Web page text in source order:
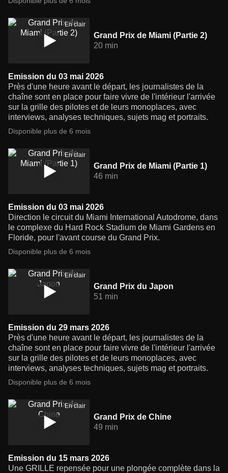
En clair
Grand Prix de Miami (Partie 2)
20 min
Emission du 03 mai 2026
Près d'une heure avant le départ, les journalistes de la
chaîne sont en place pour faire vivre de l'intérieur l'arrivée
sur la grille des pilotes et de leurs monoplaces, avec
interviews, analyses techniques, sujets mag et portraits.
Disponible plus de 6 mois
En clair
Grand Prix de Miami (Partie 1)
46 min
Emission du 03 mai 2026
Direction le circuit du Miami International Autodrome, dans
le complexe du Hard Rock Stadium de Miami Gardens en
Floride, pour l'avant course du Grand Prix.
Disponible plus de 6 mois
En clair
Grand Prix du Japon
51 min
Emission du 29 mars 2026
Près d'une heure avant le départ, les journalistes de la
chaîne sont en place pour faire vivre de l'intérieur l'arrivée
sur la grille des pilotes et de leurs monoplaces, avec
interviews, analyses techniques, sujets mag et portraits.
Disponible plus de 6 mois
En clair
Grand Prix de Chine
49 min
Emission du 15 mars 2026
Une GRILLE repensée pour une plongée complète dans la